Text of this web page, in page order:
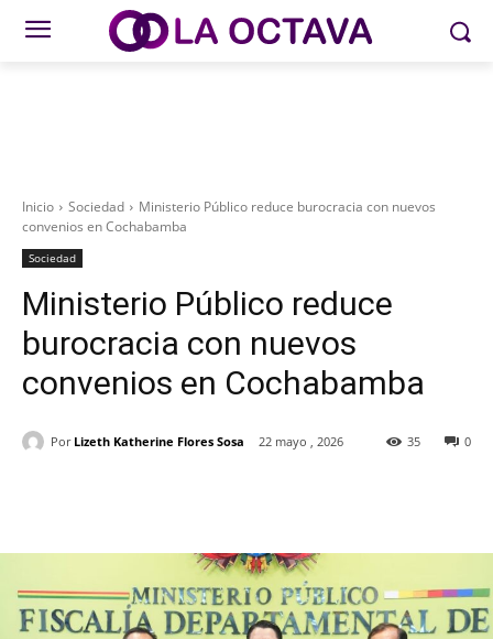
Inicio Sociedad
Ministerio Público reduce burocracia con nuevos
convenios en Cochabamba
Sociedad
Ministerio Público reduce
burocracia con nuevos
convenios en Cochabamba
Por Lizeth Katherine Flores Sosa 22 mayo , 2026 0
35